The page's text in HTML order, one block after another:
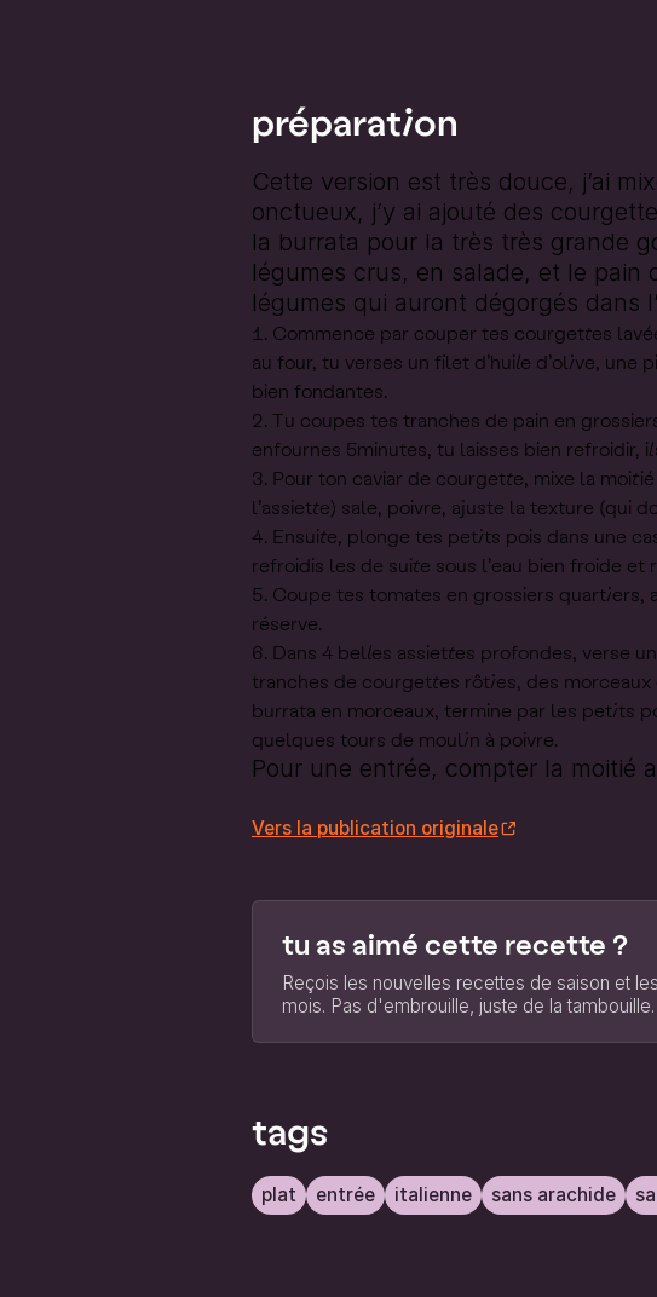
préparation
Cette version est très douce, j’ai
onctueux, j’y ai ajouté des
la burrata pour la très très grande
légumes crus, en salade, et le
légumes qui auront dégorgés dans
Commence par couper tes courgettes
au four, tu verses un filet d’huile d’olive, une
bien fondantes.
Tu coupes tes tranches de pain en
enfournes 5minutes, tu laisses bien refroidir,
Pour ton caviar de courgette, mixe la
l’assiette) sale, poivre, ajuste la texture (qui
Ensuite, plonge tes petits pois dans une
refroidis les de suite sous l’eau bien froide et
Coupe tes tomates en grossiers quartiers,
réserve.
Dans 4 belles assiettes profondes, verse
tranches de courgettes rôties, des morceaux
burrata en morceaux, termine par les petits
quelques tours de moulin à poivre.
Pour une entrée, compter la moitié
Vers la publication originale
tu as aimé cette recette ?
Reçois les nouvelles recettes de saison et
mois. Pas d'embrouille, juste de la tambouille.
tags
plat entrée italienne sans arachide